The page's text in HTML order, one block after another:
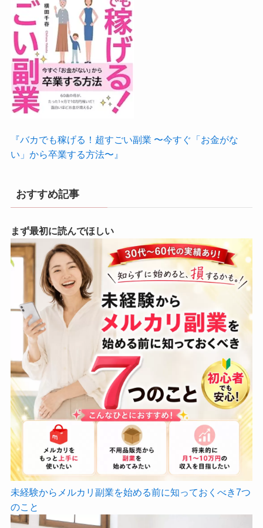
『バカでも稼げる！超すごい副業 〜今すぐ「お金がな
い」から卒業する方法〜』
おすすめ記事
まず最初に読んでほしい
未経験からメルカリ副業を始める前に知っておくべき7つ
のこと